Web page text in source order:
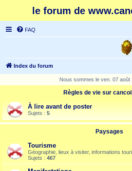
le forum de
FAQ
Index du forum
Nous sommes le ven. 07 août
Règles de vie sur
À lire avant de poster
Sujets : 5
Paysages
Tourisme
Géographie, lieux à visiter, informations
Sujets : 467